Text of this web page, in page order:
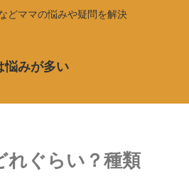
どママの悩みや疑問を解決
悩みが多い
れぐらい？種類